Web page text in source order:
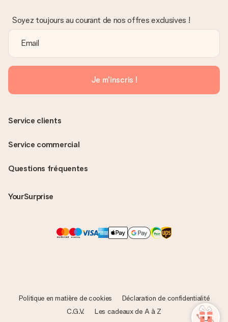
Soyez toujours au courant de nos offres exclusives !
Je m'inscris !
Questions fréquentes
YourSurprise
Service clients
Service commercial
Politique en matière de cookies
Déclaration de confidentialité
C.G.V.
Les cadeaux de A à Z